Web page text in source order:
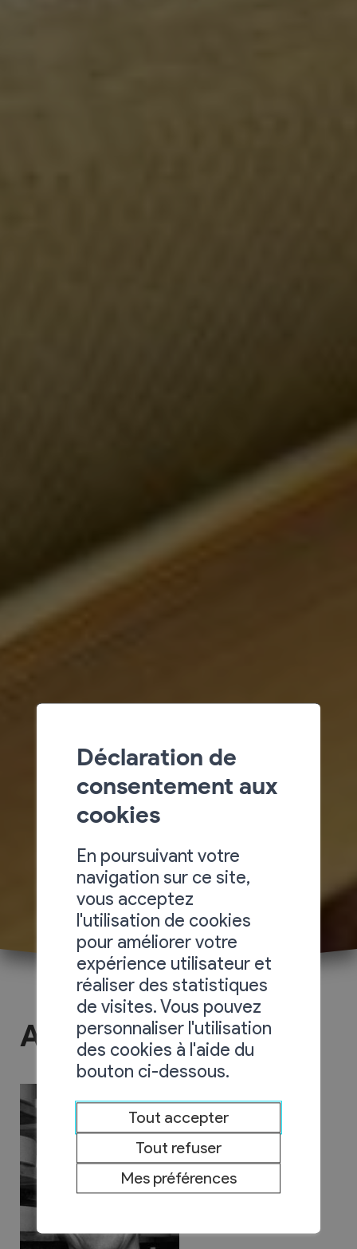
Alpage de Loutze
Déclaration de
consentement aux
cookies
En poursuivant votre
navigation sur ce site,
vous acceptez
l'utilisation de cookies
pour améliorer votre
expérience utilisateur et
réaliser des statistiques
de visites. Vous pouvez
personnaliser l'utilisation
des cookies à l'aide du
bouton ci-dessous.
Tout accepter
Tout refuser
Mes préférences